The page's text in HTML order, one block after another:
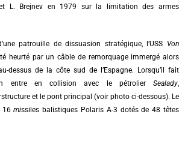
L. Brejnev en 1979 sur la limitation des armes
patrouille de dissuasion stratégique, l’USS Von
heurté par un câble de remorquage immergé alors
dessus de la côte sud de l’Espagne. Lorsqu’il fait
entre en collision avec le pétrolier Sealady,
et le pont principal (voir photo ci-dessous). Le
16missiles balistiques Polaris A-3 dotés de 48 têtes